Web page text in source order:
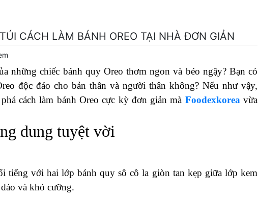
CÁCH LÀM BÁNH OREO TẠI NHÀ ĐƠN GIẢN
những chiếc bánh quy Oreo thơm ngon và béo ngậy? Bạn có
độc đáo cho bản thân và người thân không? Nếu như vậy,
cách làm bánh Oreo cực kỳ đơn giản mà Foodexkorea vừa
dung tuyệt vời
tiếng với hai lớp bánh quy sô cô la giòn tan kẹp giữa lớp kem
và khó cưỡng.